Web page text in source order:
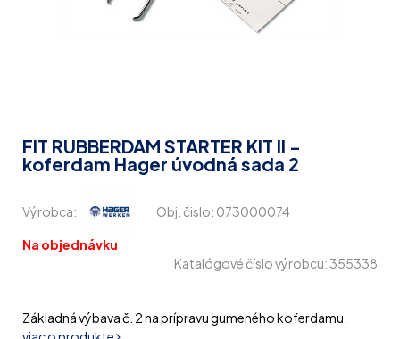
FIT RUBBERDAM STARTER KIT II -
koferdam Hager úvodná sada 2
Výrobca: Obj. čislo: 073000074
Na objednávku
Katalógové číslo výrobcu: 355338
Základná výbava č. 2 na prípravu gumeného koferdamu.